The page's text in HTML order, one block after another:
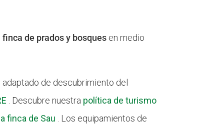
finca de prados y bosques en medio
de descubrimiento del
. Descubre nuestra política de turismo
finca de Sau . Los equipamientos de